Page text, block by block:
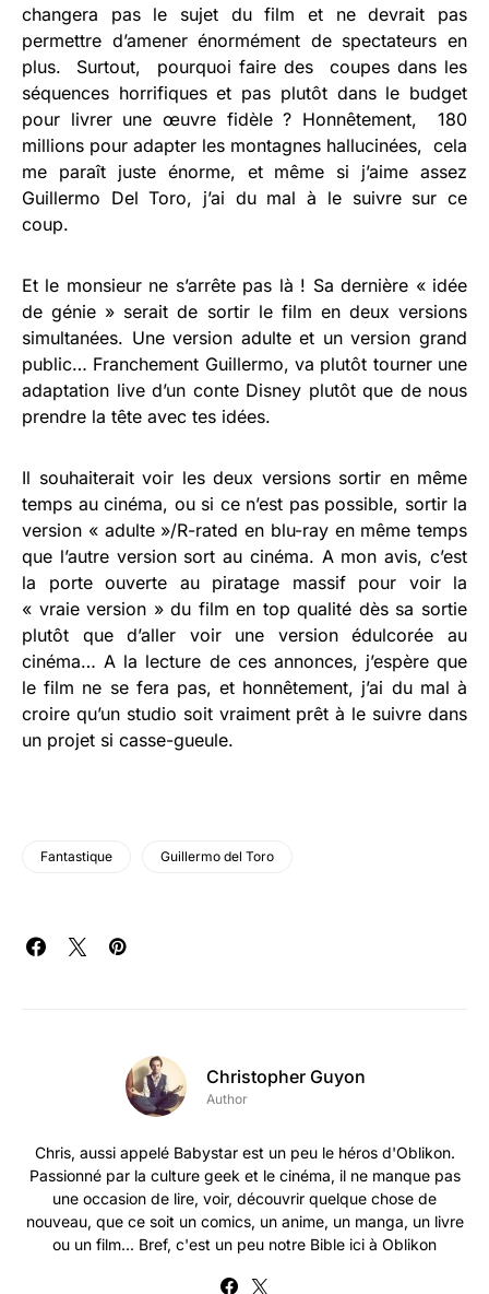
changera pas le sujet du film et ne devrait pas
permettre d’amener énormément de spectateurs en
plus. Surtout, pourquoi faire des coupes dans les
séquences horrifiques et pas plutôt dans le budget
pour livrer une œuvre fidèle ? Honnêtement, 180
millions pour adapter les montagnes hallucinées, cela
me paraît juste énorme, et même si j’aime assez
Guillermo Del Toro, j’ai du mal à le suivre sur ce
coup.
Et le monsieur ne s’arrête pas là ! Sa dernière « idée
de génie » serait de sortir le film en deux versions
simultanées. Une version adulte et un version grand
public… Franchement Guillermo, va plutôt tourner une
adaptation live d’un conte Disney plutôt que de nous
prendre la tête avec tes idées.
Il souhaiterait voir les deux versions sortir en même
temps au cinéma, ou si ce n’est pas possible, sortir la
version « adulte »/R-rated en blu-ray en même temps
que l’autre version sort au cinéma. A mon avis, c’est
la porte ouverte au piratage massif pour voir la
« vraie version » du film en top qualité dès sa sortie
plutôt que d’aller voir une version édulcorée au
cinéma… A la lecture de ces annonces, j’espère que
le film ne se fera pas, et honnêtement, j’ai du mal à
croire qu’un studio soit vraiment prêt à le suivre dans
un projet si casse-gueule.
Fantastique Guillermo del Toro
Christopher Guyon
Author
Chris, aussi appelé Babystar est un peu le héros d'Oblikon.
Passionné par la culture geek et le cinéma, il ne manque pas
une occasion de lire, voir, découvrir quelque chose de
nouveau, que ce soit un comics, un anime, un manga, un livre
ou un film... Bref, c'est un peu notre Bible ici à Oblikon